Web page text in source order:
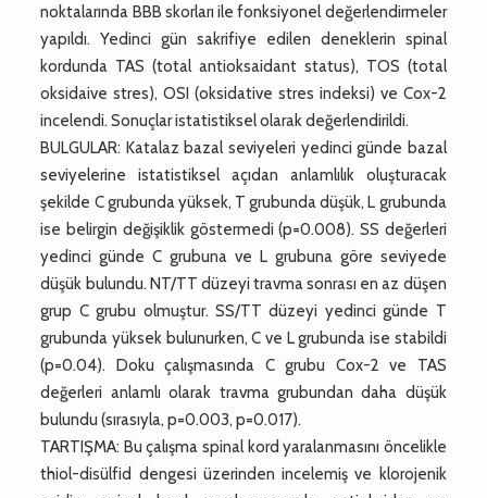
noktalarında BBB skorları ile fonksiyonel değerlendirmeler
yapıldı. Yedinci gün sakrifiye edilen deneklerin spinal
kordunda TAS (total antioksaidant status), TOS (total
oksidaive stres), OSI (oksidative stres indeksi) ve Cox-2
incelendi. Sonuçlar istatistiksel olarak değerlendirildi.
BULGULAR: Katalaz bazal seviyeleri yedinci günde bazal
seviyelerine istatistiksel açıdan anlamlılık oluşturacak
şekilde C grubunda yüksek, T grubunda düşük, L grubunda
ise belirgin değişiklik göstermedi (p=0.008). SS değerleri
yedinci günde C grubuna ve L grubuna göre seviyede
düşük bulundu. NT/TT düzeyi travma sonrası en az düşen
grup C grubu olmuştur. SS/TT düzeyi yedinci günde T
grubunda yüksek bulunurken, C ve L grubunda ise stabildi
(p=0.04). Doku çalışmasında C grubu Cox-2 ve TAS
değerleri anlamlı olarak travma grubundan daha düşük
bulundu (sırasıyla, p=0.003, p=0.017).
TARTIŞMA: Bu çalışma spinal kord yaralanmasını öncelikle
thiol-disülfid dengesi üzerinden incelemiş ve klorojenik